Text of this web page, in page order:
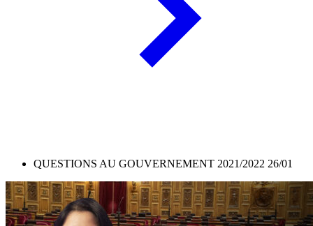
QUESTIONS AU GOUVERNEMENT 2021/2022 26/01